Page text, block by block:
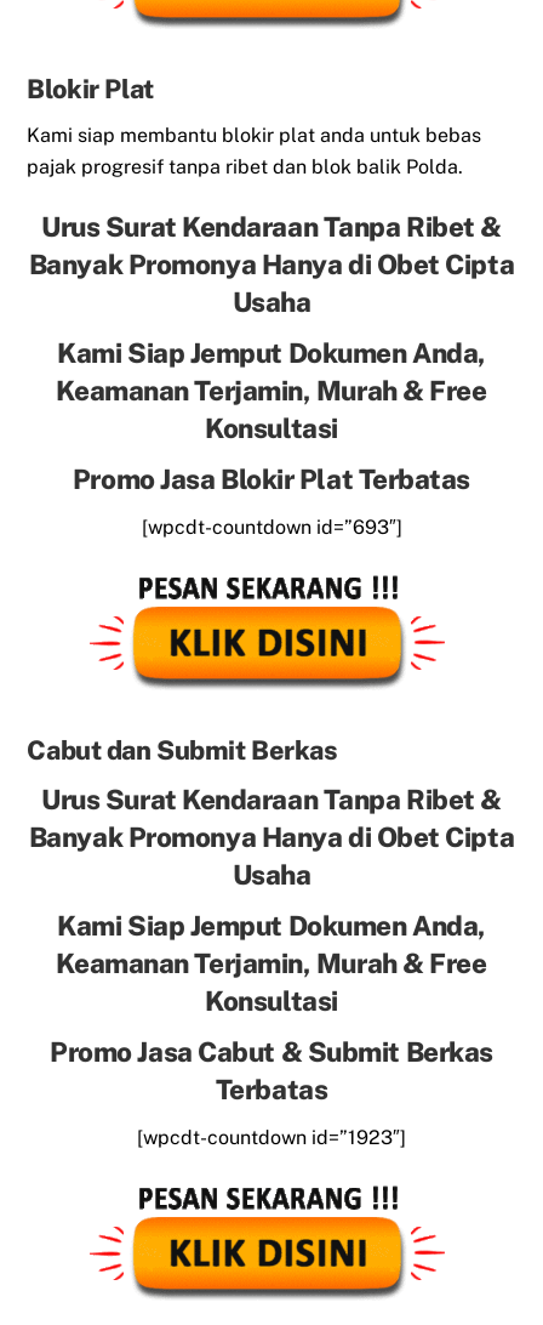
Blokir Plat
Kami siap membantu blokir plat anda untuk bebas
pajak progresif tanpa ribet dan blok balik Polda.
Urus Surat Kendaraan Tanpa Ribet &
Banyak Promonya Hanya di Obet Cipta
Usaha
Kami Siap Jemput Dokumen Anda,
Keamanan Terjamin, Murah & Free
Konsultasi
Promo Jasa Blokir Plat Terbatas
[wpcdt-countdown id=”693″]
Cabut dan Submit Berkas
Urus Surat Kendaraan Tanpa Ribet &
Banyak Promonya Hanya di Obet Cipta
Usaha
Kami Siap Jemput Dokumen Anda,
Keamanan Terjamin, Murah & Free
Konsultasi
Promo Jasa Cabut & Submit Berkas
Terbatas
[wpcdt-countdown id=”1923″]